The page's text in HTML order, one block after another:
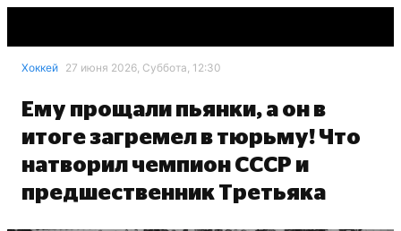
Хоккей 27 июня 2026, Суббота, 12:30
Ему прощали пьянки, а он в
итоге загремел в тюрьму! Что
натворил чемпион СССР и
предшественник Третьяка